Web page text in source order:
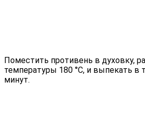
Поместить противень в духовку,
температуры 180 °С, и выпекать в
минут.